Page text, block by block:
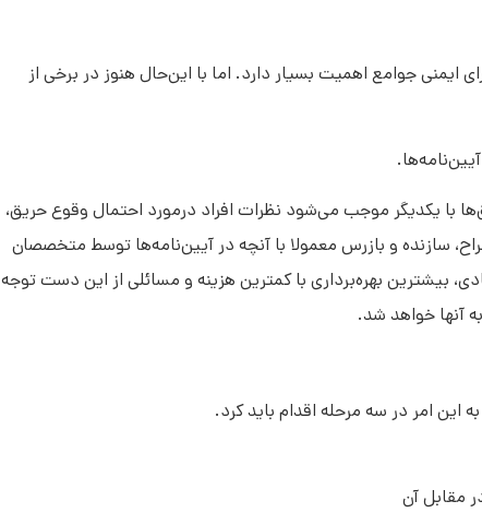
جوامع اهمیت بسیار دارد. اما با این‌حال هنوز در برخی از
با یکدیگر موجب می‌شود نظرات افراد درمورد احتمال وقوع حریق،
سازنده و بازرس معمولا با آنچه در آیین‌نامه‌ها توسط متخصصان
بیشترین بهره‌برداری با کمترین هزینه و مسائلی از این دست توجه
آنها خواهد شد.
امر در سه مرحله اقدام باید کرد.
مقابل آن